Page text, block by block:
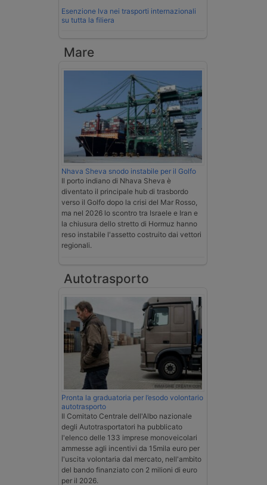
Esenzione Iva nei trasporti internazionali
su tutta la filiera
Mare
Nhava Sheva snodo instabile per il Golfo
Il porto indiano di Nhava Sheva è
diventato il principale hub di trasbordo
verso il Golfo dopo la crisi del Mar Rosso,
ma nel 2026 lo scontro tra Israele e Iran e
la chiusura dello stretto di Hormuz hanno
reso instabile l'assetto costruito dai vettori
regionali.
Autotrasporto
Pronta la graduatoria per l’esodo volontario
autotrasporto
Il Comitato Centrale dell'Albo nazionale
degli Autotrasportatori ha pubblicato
l'elenco delle 133 imprese monoveicolari
ammesse agli incentivi da 15mila euro per
l'uscita volontaria dal mercato, nell'ambito
del bando finanziato con 2 milioni di euro
per il 2026.